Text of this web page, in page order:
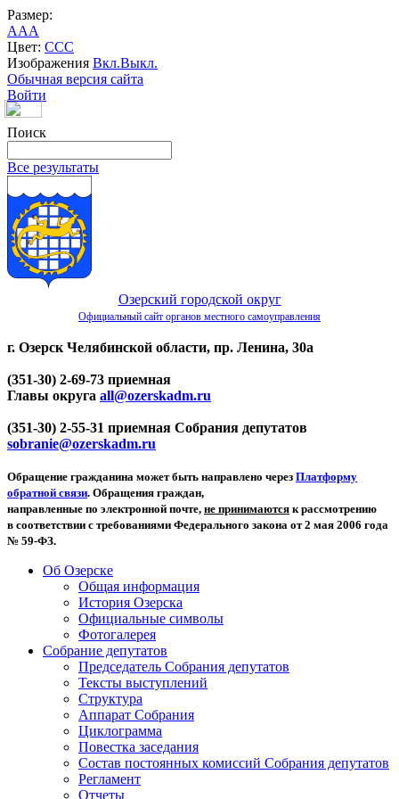
Размер:
AAA
Цвет: CCC
Изображения Вкл.Выкл.
Обычная версия сайта
Войти
Поиск
Все результаты
Озерский городской округ
Официальный сайт органов местного самоуправления
г. Озерск Челябинской области, пр. Ленина, 30а
(351-30) 2-69-73 приемная
Главы округа all@ozerskadm.ru
(351-30) 2-55-31 приемная Собрания депутатов
sobranie@ozerskadm.ru
Обращение гражданина может быть направлено через Платформу
обратной связи. Обращения граждан,
направленные по электронной почте, не принимаются к рассмотрению
в соответствии с требованиями Федерального закона от 2 мая 2006 года
№ 59-ФЗ.
Об Озерске
Общая информация
История Озерска
Официальные символы
Фотогалерея
Собрание депутатов
Председатель Собрания депутатов
Тексты выступлений
Структура
Аппарат Собрания
Циклограмма
Повестка заседания
Состав постоянных комиссий Собрания депутатов
Регламент
Отчеты